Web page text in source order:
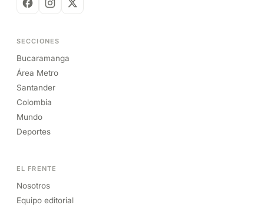
SECCIONES
Bucaramanga
Área Metro
Santander
Colombia
Mundo
Deportes
EL FRENTE
Nosotros
Equipo editorial